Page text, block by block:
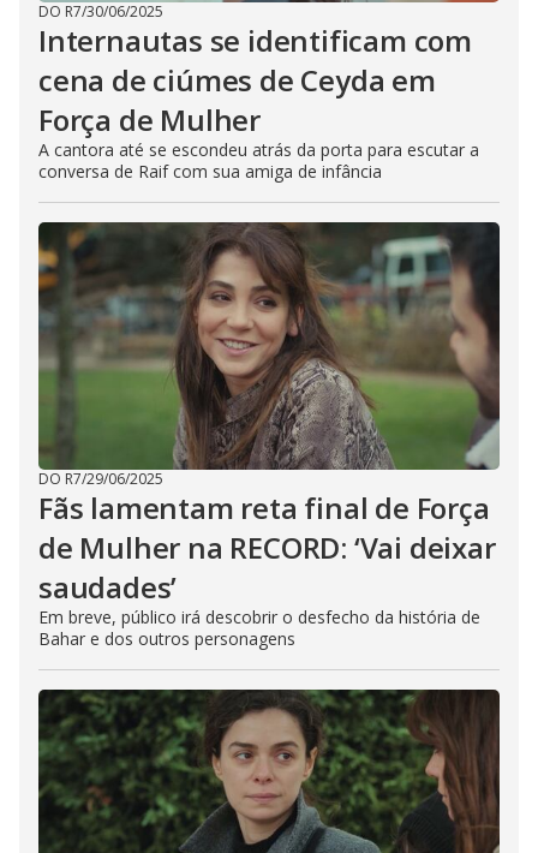
DO R7/30/06/2025
Internautas se identificam com
cena de ciúmes de Ceyda em
Força de Mulher
A cantora até se escondeu atrás da porta para escutar a
conversa de Raif com sua amiga de infância
DO R7/29/06/2025
Fãs lamentam reta final de Força
de Mulher na RECORD: ‘Vai deixar
saudades’
Em breve, público irá descobrir o desfecho da história de
Bahar e dos outros personagens